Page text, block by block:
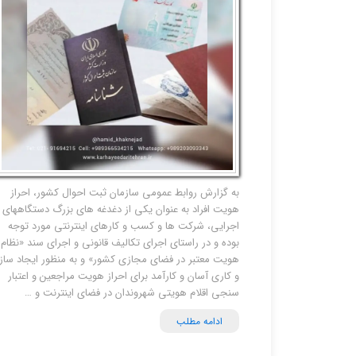
به گزارش روابط عمومی سازمان ثبت احوال کشور، احراز
هویت افراد به عنوان یکی از دغدغه های بزرگ دستگاههای
اجرایی، شرکت ها و کسب و کارهای اینترنتی مورد توجه
بوده و در راستای اجرای تکالیف قانونی و اجرای سند «نظام
هویت معتبر در فضای مجازی کشور» و به منظور ایجاد ساز
و کاری آسان و کارآمد برای احراز هویت مراجعین و اعتبار
سنجی اقلام هویتی شهروندان در فضای اینترنت و …
ادامه مطلب